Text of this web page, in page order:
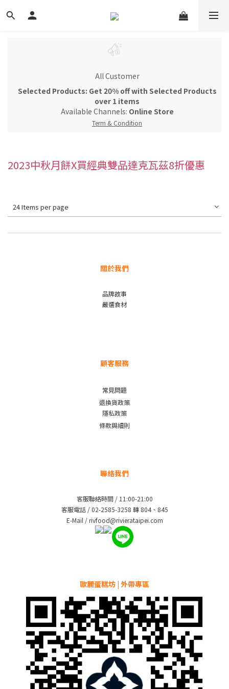
All Customer
Selected Products: Get 20% off with Selected Products
over 1 items
Available Channels: Online Store
Term & Condition
2023中秋月餅X買經典雙品達克瓦茲8折優惠
24 Items per page
關於我們
品牌故事
嚴選食材
顧客服務
常見問題
退換貨政策
隱私政策
條款與細則
聯絡我們
客服聯絡時間 / 11:00-21:00
客服電話 / 02-2585-3258 轉 804、845
E-Mail / rivfood@rivierataipei.com
歐麗蛋糕坊 | 外帶專區